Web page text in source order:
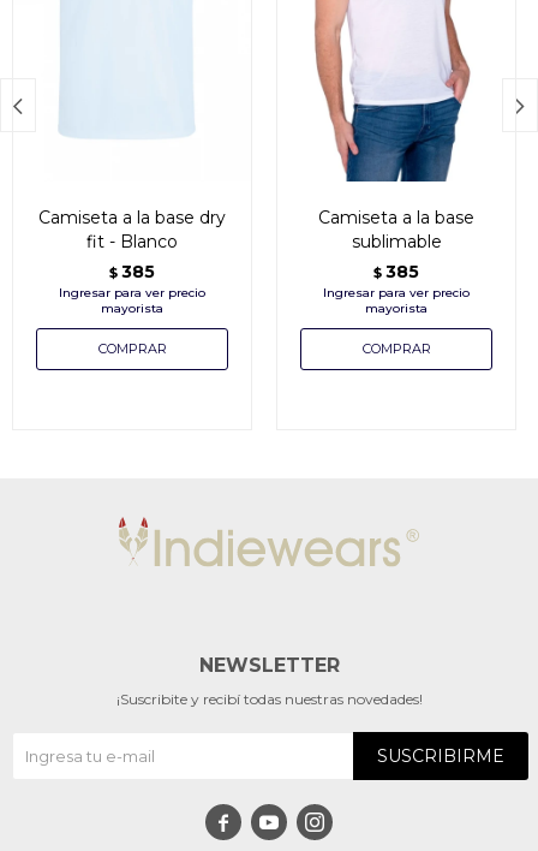
Camiseta a la base dry
fit - Blanco
$ 385
Camiseta a la base
sublimable
$ 385
 
NEWSLETTER
¡Suscribite y recibí todas nuestras novedades!
SUSCRIBIRME
  